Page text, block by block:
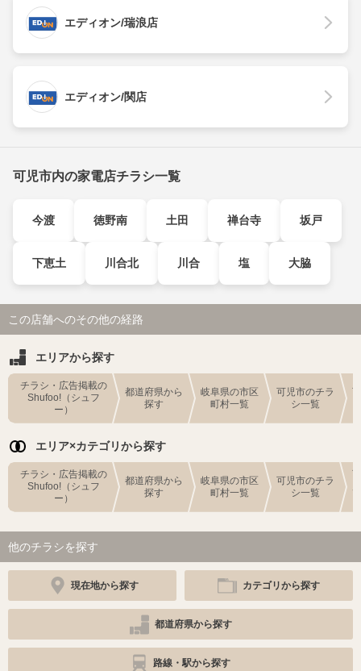
エディオン/瑞浪店
エディオン/関店
可児市内の家電店チラシ一覧
今渡 徳野南 土田 禅台寺 坂戸
下恵土 川合北 川合 塩 大脇
この店舗へのその他の経路
エリアから探す
チラシ・広告掲載の
Shufoo!（シュフ
ー）
都道府県から
探す
岐阜県の市区
町村一覧
可児市のチラ
シ一覧
エリア×カテゴリから探す
チラシ・広告掲載の
Shufoo!（シュフ
ー）
都道府県から
探す
岐阜県の市区
町村一覧
可児市のチラ
シ一覧
他のチラシを探す
現在地から探す カテゴリから探す
都道府県から探す
路線・駅から探す